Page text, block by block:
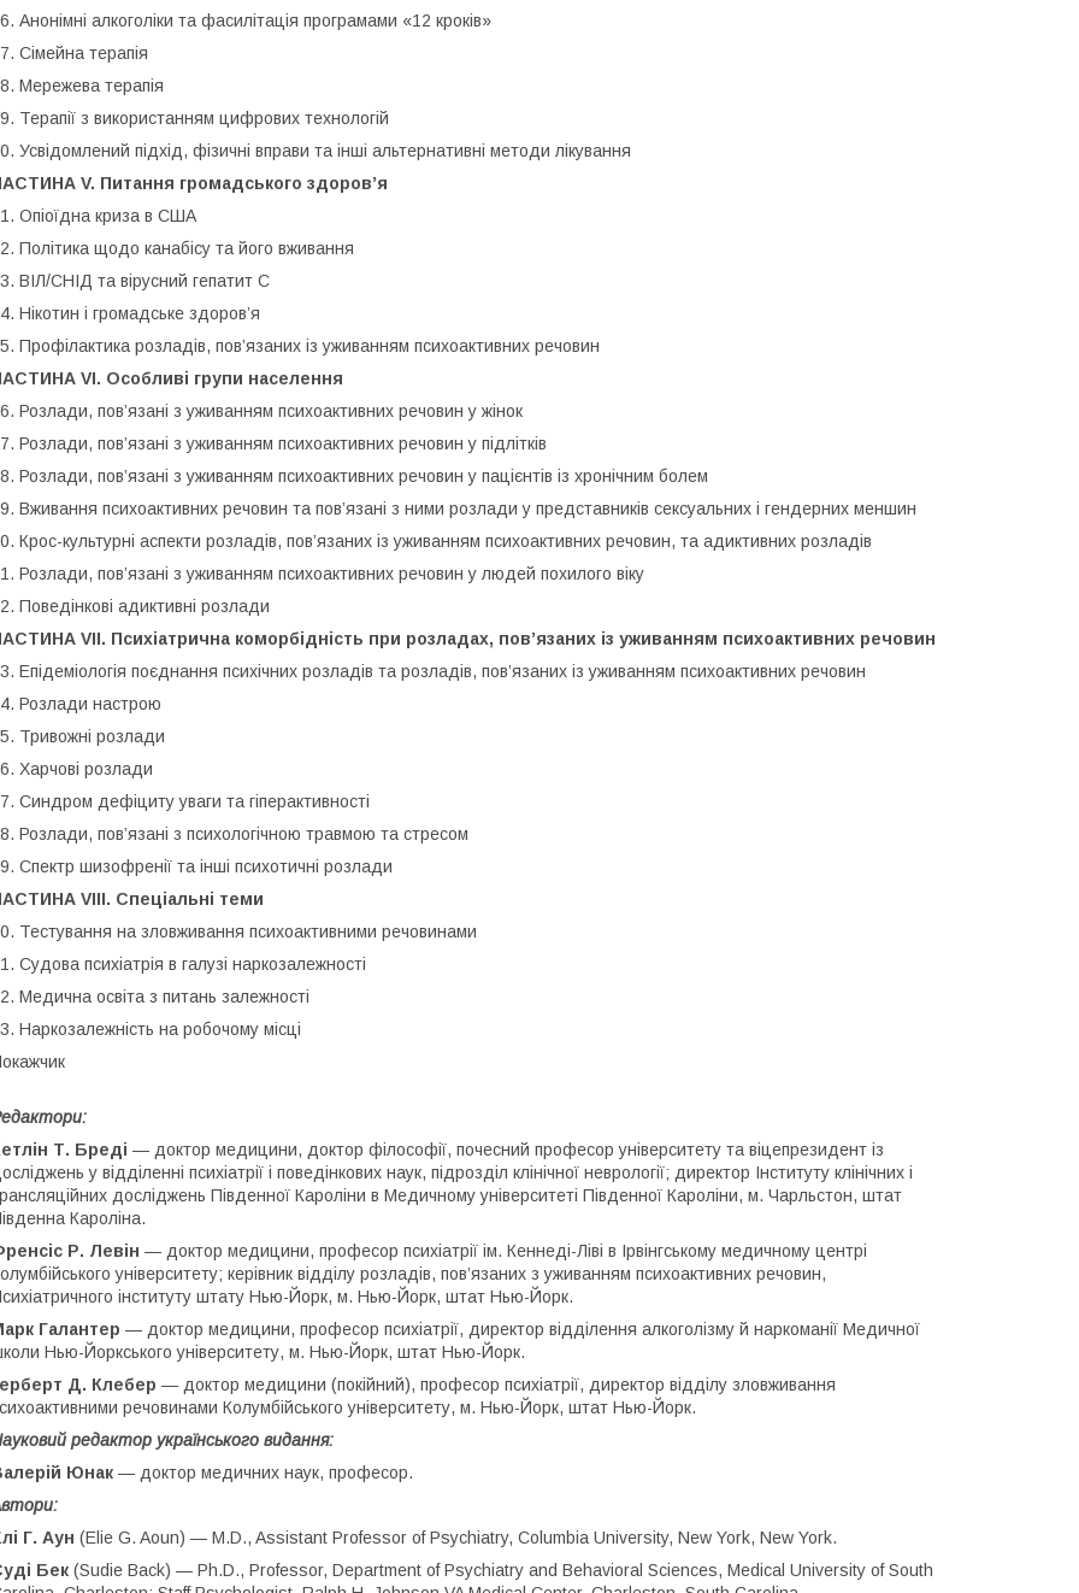
Анонімні алкоголіки та фасилітація програмами «12 кроків»
Сімейна терапія
Мережева терапія
Терапії з використанням цифрових технологій
Усвідомлений підхід, фізичні вправи та інші альтернативні методи лікування
V. Питання громадського здоров’я
Опіоїдна криза в США
Політика щодо канабісу та його вживання
ВІЛ/СНІД та вірусний гепатит С
Нікотин і громадське здоров’я
Профілактика розладів, пов’язаних із уживанням психоактивних речовин
VI. Особливі групи населення
Розлади, пов’язані з уживанням психоактивних речовин у жінок
Розлади, пов’язані з уживанням психоактивних речовин у підлітків
Розлади, пов’язані з уживанням психоактивних речовин у пацієнтів із хронічним болем
Вживання психоактивних речовин та пов’язані з ними розлади у представників сексуальних і гендерних меншин
Крос-культурні аспекти розладів, пов’язаних із уживанням психоактивних речовин, та адиктивних розладів
Розлади, пов’язані з уживанням психоактивних речовин у людей похилого віку
Поведінкові адиктивні розлади
VII. Психіатрична коморбідність при розладах, пов’язаних із уживанням психоактивних речовин
Епідеміологія поєднання психічних розладів та розладів, пов’язаних із уживанням психоактивних речовин
Розлади настрою
Тривожні розлади
Харчові розлади
Синдром дефіциту уваги та гіперактивності
Розлади, пов’язані з психологічною травмою та стресом
Спектр шизофренії та інші психотичні розлади
VIII. Спеціальні теми
Тестування на зловживання психоактивними речовинами
Судова психіатрія в галузі наркозалежності
Медична освіта з питань залежності
Наркозалежність на робочому місці
Т. Бреді — доктор медицини, доктор філософії, почесний професор університету та віцепрезидент із
у відділенні психіатрії і поведінкових наук, підрозділ клінічної неврології; директор Інституту клінічних і
досліджень Південної Кароліни в Медичному університеті Південної Кароліни, м. Чарльстон, штат
Кароліна.
Р. Левін — доктор медицини, професор психіатрії ім. Кеннеді-Ліві в Ірвінгському медичному центрі
університету; керівник відділу розладів, пов’язаних з уживанням психоактивних речовин,
інституту штату Нью-Йорк, м. Нью-Йорк, штат Нью-Йорк.
Галантер — доктор медицини, професор психіатрії, директор відділення алкоголізму й наркоманії Медичної
Нью-Йоркського університету, м. Нью-Йорк, штат Нью-Йорк.
Д. Клебер — доктор медицини (покійний), професор психіатрії, директор відділу зловживання
речовинами Колумбійського університету, м. Нью-Йорк, штат Нью-Йорк.
редактор українського видання:
Юнак — доктор медичних наук, професор.
Г. Аун (Elie G. Aoun) — M.D., Assistant Professor of Psychiatry, Columbia University, New York, New York.
Бек (Sudie Back) — Ph.D., Professor, Department of Psychiatry and Behavioral Sciences, Medical University of South